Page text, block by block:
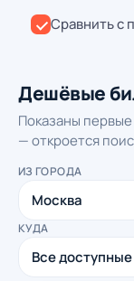
Сравнить с
Дешёвые
Показаны
— откроется
ИЗ ГОРОДА
КУДА